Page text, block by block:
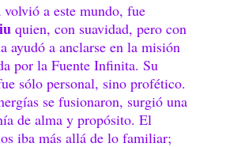
a este mundo, fue
quien, con suavidad, pero con
ayudó a anclarse en la misión
por la Fuente Infinita. Su
sólo personal, sino profético.
se fusionaron, surgió una
de alma y propósito. El
iba más allá de lo familiar;